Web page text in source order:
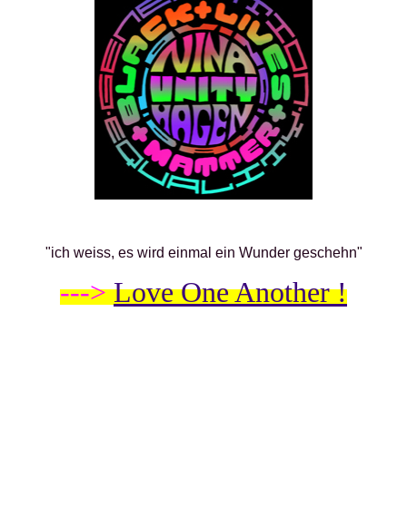
"ich weiss, es wird einmal ein Wunder geschehn"
--->Love One Another !